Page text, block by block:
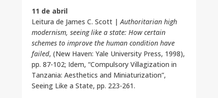
11 de abril
Leitura de James C. Scott |Authoritarian high
modernism, seeing like a state: How certain
schemes to improve the human condition have
failed, (New Haven: Yale University Press, 1998),
pp. 87-102; Idem, “Compulsory Villagization in
Tanzania: Aesthetics and Miniaturization”,
Seeing Like a State, pp. 223-261.